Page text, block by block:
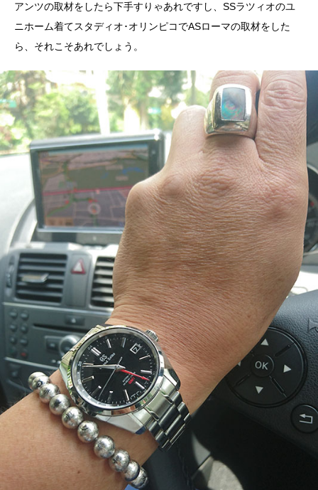
アンツの取材をしたら下手すりゃあれですし、SSラツィオのユ
ニホーム着てスタディオ･オリンピコでASローマの取材をした
ら、それこそあれでしょう。